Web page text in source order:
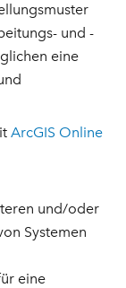
und -
eine
ArcGIS Online
und/oder
Systemen
eine